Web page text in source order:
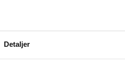
Detaljer